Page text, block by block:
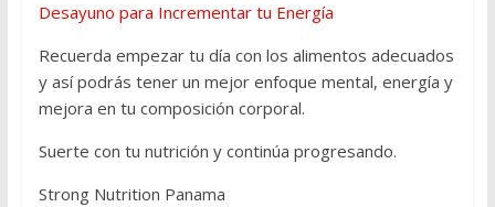
Desayuno para Incrementar tu Energía
Recuerda empezar tu día con los alimentos adecuados
y así podrás tener un mejor enfoque mental, energía y
mejora en tu composición corporal.
Suerte con tu nutrición y continúa progresando.
Strong Nutrition Panama